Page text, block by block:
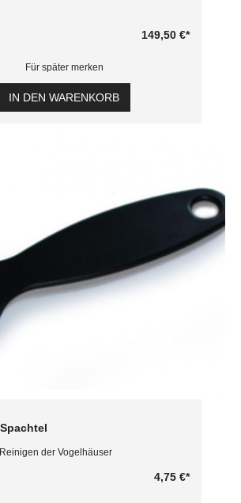
149,50 €*
Für später merken
IN DEN WARENKORB
der Vogelhäuser
4,75 €*